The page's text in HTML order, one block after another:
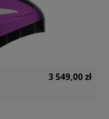
3 549,00 zł